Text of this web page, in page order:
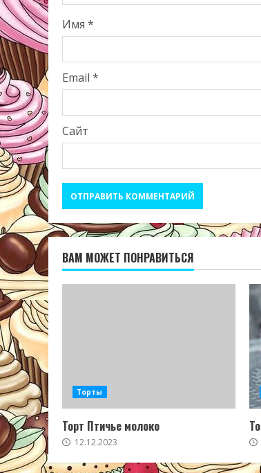
Имя *
Email *
Сайт
ВАМ МОЖЕТ ПОНРАВИТЬСЯ
Торты
Торт Птичье молоко
12.12.2023